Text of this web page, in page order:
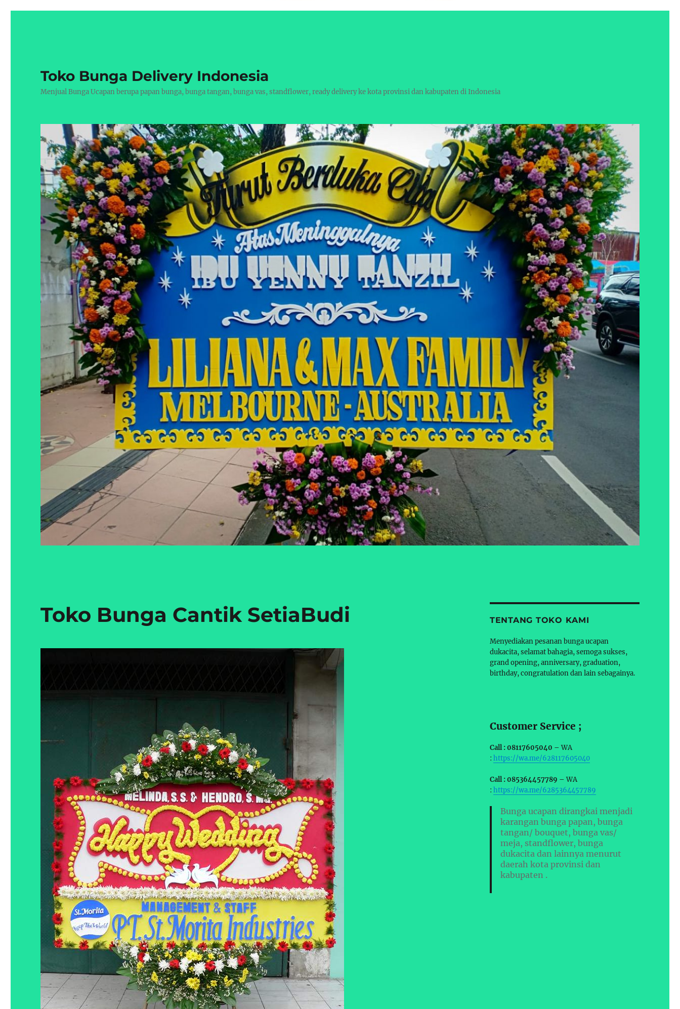
Toko Bunga Delivery Indonesia
Menjual Bunga Ucapan berupa papan bunga, bunga tangan, bunga vas, standflower, ready delivery ke kota provinsi dan kabupaten di Indonesia
Toko Bunga Cantik SetiaBudi TENTANG TOKO KAMI
Menyediakan pesanan bunga ucapan
dukacita, selamat bahagia, semoga sukses,
grand opening, anniversary, graduation,
birthday, congratulation dan lain sebagainya.
Customer Service ;
Call : 08117605040 –WA
: https://wa.me/628117605040
Call : 085364457789 –WA
: https://wa.me/6285364457789
Bunga ucapan dirangkai menjadi
karangan bunga papan, bunga
tangan/ bouquet, bunga vas/
meja, standflower, bunga
dukacita dan lainnya menurut
daerah kota provinsi dan
kabupaten .